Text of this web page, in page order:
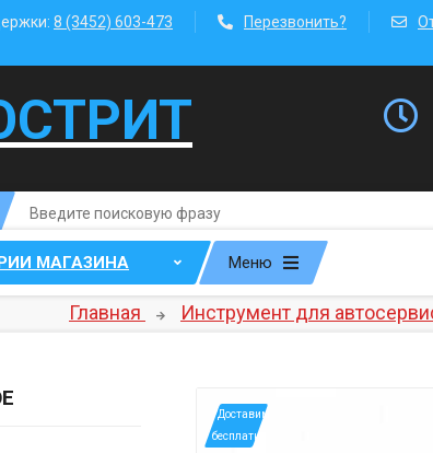
8 (3452) 603-473 Перезвонить?
МАГАЗИНА Меню
Главная Инструмент для
*Доставим
бесплатно